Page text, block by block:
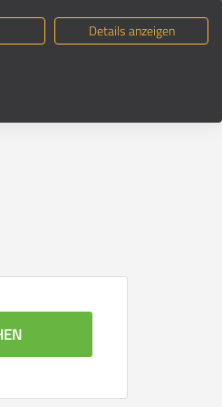
UmzugsratgeberDetails anzeigen